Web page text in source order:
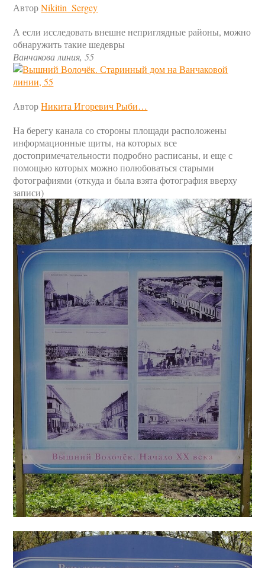
АвторNikitin_Sergey
А если исследовать внешне неприглядные районы, можно
обнаружить такие шедевры
Ванчакова линия, 55
АвторНикита Игоревич Рыби…
На берегу канала со стороны площади расположены
информационные щиты, на которых все
достопримечательности подробно расписаны, и еще с
помощью которых можно полюбоваться старыми
фотографиями (откуда и была взята фотография вверху
записи)